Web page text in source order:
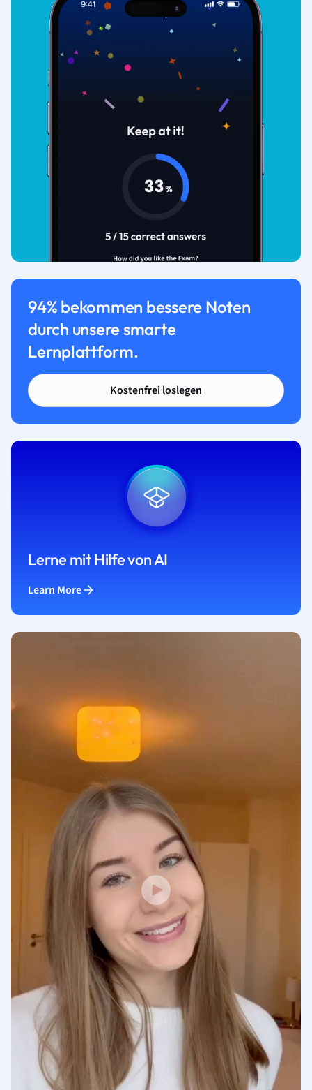
94% bekommen bessere Noten
durch unsere smarte
Lernplattform.
Kostenfrei loslegen
Lerne mit Hilfe von AI
Learn More